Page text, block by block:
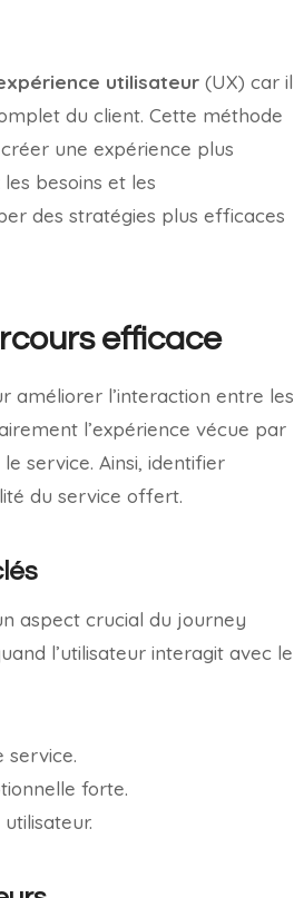
utilisateur (UX) car il
du client. Cette méthode
une expérience plus
besoins et les
des stratégies plus efficaces
efficace
améliorer l’interaction entre les
l’expérience vécue par
service. Ainsi, identifier
du service offert.
aspect crucial du journey
l’utilisateur interagit avec le
service.
forte.